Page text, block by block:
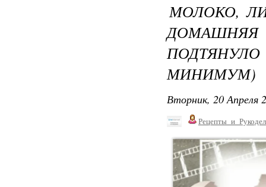
МОЛОКО,
МИНИМУМ)
Вторник, 20 Апреля